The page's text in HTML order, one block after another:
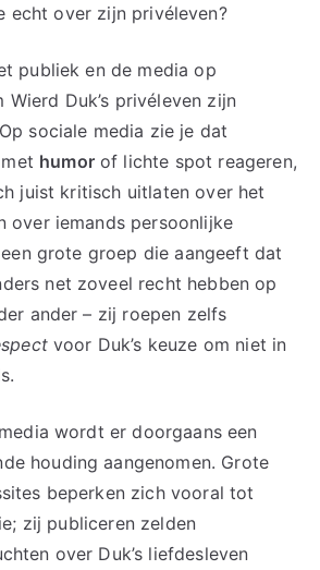
echt over zijn privéleven?
publiek en de media op
Duk’s privéleven zijn
sociale media zie je dat
humorof lichte spot reageren,
juist kritisch uitlaten over het
over iemands persoonlijke
grote groep die aangeeft dat
net zoveel recht hebben op
ander – zij roepen zelfs
voor Duk’s keuze om niet in
wordt er doorgaans een
houding aangenomen. Grote
beperken zich vooral tot
zij publiceren zelden
over Duk’s liefdesleven